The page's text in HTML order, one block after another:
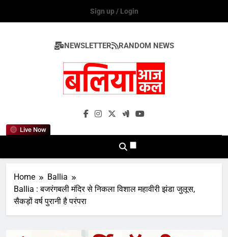
Sign up / Login
NEWSLETTER RANDOM NEWS
Live Now
Ballia Aaj Kal
Home
Ballia
Ballia : बजरंगबली मंदिर से निकला विशाल महावीरी झंडा जुलूस,
सैकड़ों वर्ष पुरानी है परंपरा